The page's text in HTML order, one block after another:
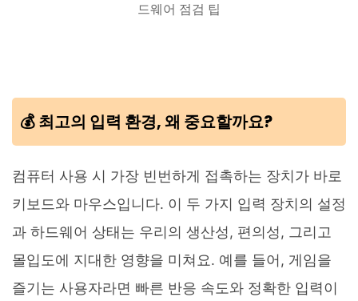
드웨어 점검 팁
💰 최고의 입력 환경, 왜 중요할까요?
컴퓨터 사용 시 가장 빈번하게 접촉하는 장치가 바로
키보드와 마우스입니다. 이 두 가지 입력 장치의 설정
과 하드웨어 상태는 우리의 생산성, 편의성, 그리고
몰입도에 지대한 영향을 미쳐요. 예를 들어, 게임을
즐기는 사용자라면 빠른 반응 속도와 정확한 입력이